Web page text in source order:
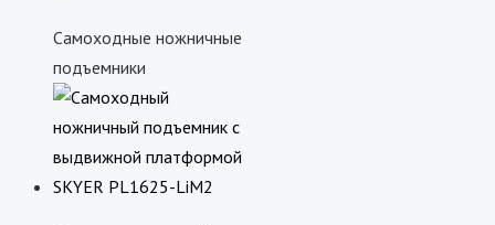
Самоходные ножничные
подъемники